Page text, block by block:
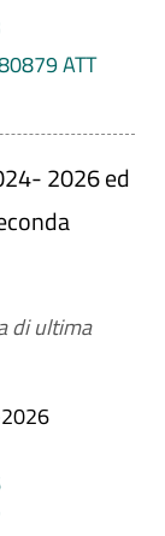
ATT
2026 ed
di ultima